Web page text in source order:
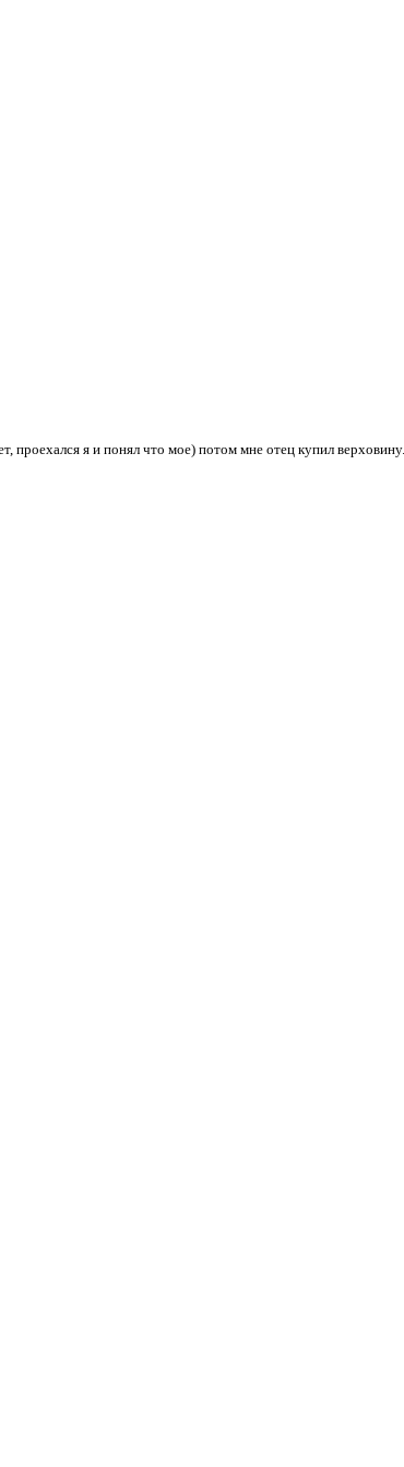
проехался я и понял что мое) потом мне отец купил верховину.